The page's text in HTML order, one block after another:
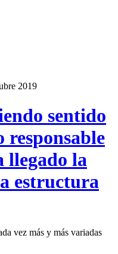
2019
sentido
responsable
llegado la
estructura
vez más y más variadas